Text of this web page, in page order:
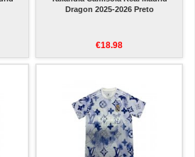
Dragon 2025-2026 Preto
€18.98